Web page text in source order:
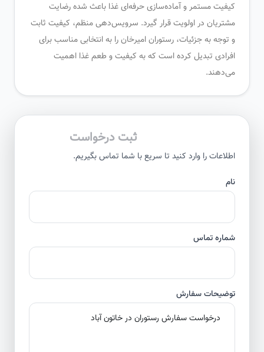
کیفیت مستمر و آماده‌سازی حرفه‌ای غذا باعث شده رضایت
مشتریان در اولویت قرار گیرد. سرویس‌دهی منظم، کیفیت ثابت
و توجه به جزئیات، رستوران امیرخان را به انتخابی مناسب برای
افرادی تبدیل کرده است که به کیفیت و طعم غذا اهمیت
می‌دهند.
ثبت درخواست
اطلاعات را وارد کنید تا سریع با شما تماس بگیریم.
شماره تماس
توضیحات سفارش